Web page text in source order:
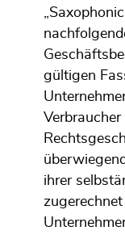
gültigen
ihrer